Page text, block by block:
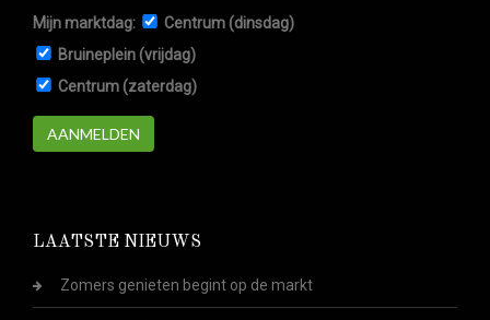
Mijn marktdag:
Centrum (dinsdag)
Bruineplein (vrijdag)
Centrum (zaterdag)
AANMELDEN
LAATSTE NIEUWS
Zomers genieten begint op de markt